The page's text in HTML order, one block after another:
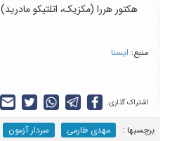
هکتور هررا (مکزیک، اتلتیکو مادرید)
منبع: ایسنا
اشتراک گذاری:
برچسب‎ها : مهدی طارمی سردار آزمون